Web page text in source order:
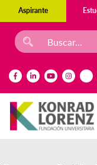
Aspirante